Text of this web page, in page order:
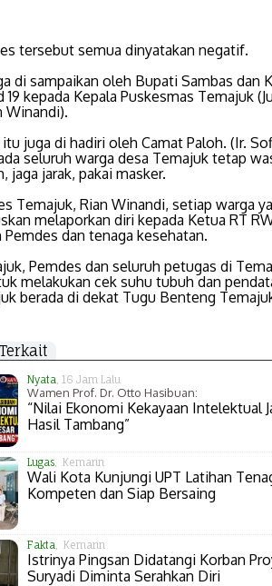
tersebut semua dinyatakan negatif.
di sampaikan oleh Bupati Sambas dan
19 kepada Kepala Puskesmas Temajuk
Winandi).
juga di hadiri oleh Camat Paloh. (Ir.
seluruh warga desa Temajuk tetap
jaga jarak, pakai masker.
Temajuk, Rian Winandi, setiap warga
melaporkan diri kepada Ketua RT
dan tenaga kesehatan.
Pemdes dan seluruh petugas di
melakukan cek suhu tubuh dan
berada di dekat Tugu Benteng
Terkait
Nyata, 16 Jam Lalu
Wamen Prof. Dr. Otto Hasibuan:
“Nilai Ekonomi Kekayaan Intelektual
Hasil Tambang”
Lugas , Kemarin
Wali Kota Kunjungi UPT Latihan
Kompeten dan Siap Bersaing
Fakta , Kemarin
Istrinya Pingsan Didatangi Korban
Suryadi Diminta Serahkan Diri